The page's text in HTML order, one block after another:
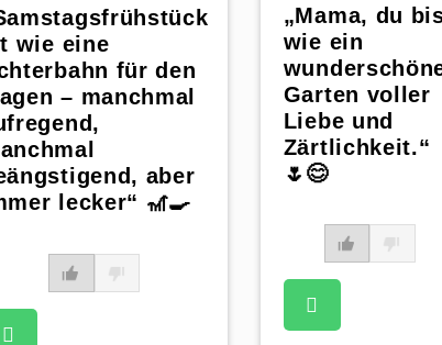
wie eine
für den
– manchmal
aber
lecker“ 🎢🍳
„Mama, du
wie ein
Garten voller
Liebe und
Zärtlichkeit.“
🌷😊